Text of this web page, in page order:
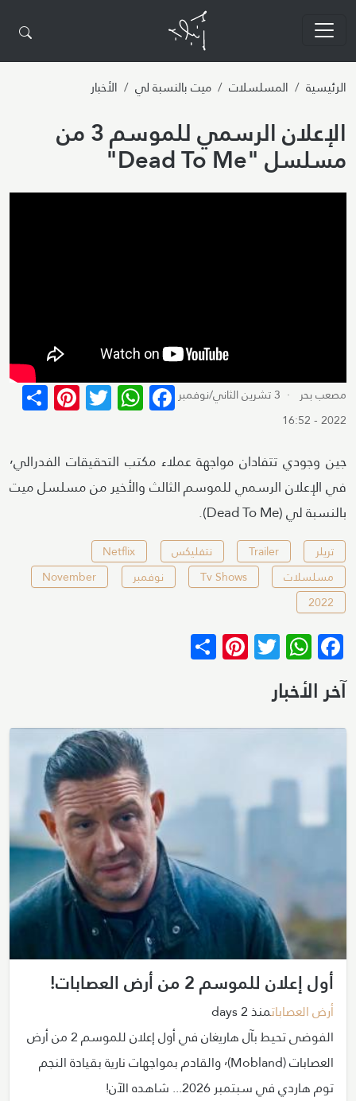
الرئيسية المسلسلات ميت بالنسبة لي الأخبار
الإعلان الرسمي للموسم 3 من
مسلسل "Dead To Me"
مصعب بحر
· 3 تشرين الثاني/نوفمبر
2022 - 16:52
Facebook
Twitter
جين وجودي تتفادان مواجهة عملاء مكتب التحقيقات الفدرالي٬
في الإعلان الرسمي للموسم الثالث والأخير من مسلسل ميت
بالنسبة لي (Dead To Me).
تريلر Trailer نتفليكس
Netflix
مسلسلات
Tv Shows نوفمبر
November
2022
Facebook
WhatsApp
Twitter
Pinterest
Share
آخر الأخبار
أول إعلان للموسم 2 من أرض العصابات!
أرض العصاباتمنذ 2 days
الفوضى تحيط بآل هاريغان في أول إعلان للموسم 2 من أرض
العصابات (Mobland)٬ والقادم بمواجهات نارية بقيادة النجم
توم هاردي في سبتمبر 2026... شاهده الآن!